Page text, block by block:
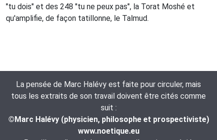
"tu dois" et des 248 "tu ne peux pas", la Torat Moshé et
qu'amplifie, de façon tatillonne, le Talmud.
La pensée de Marc Halévy est faite pour circuler, mais
tous les extraits de son travail doivent être cités comme
suit :
©Marc Halévy (physicien, philosophe et prospectiviste)
www.noetique.eu